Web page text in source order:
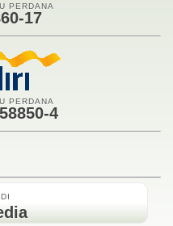
PERDANA
17
PERDANA
4